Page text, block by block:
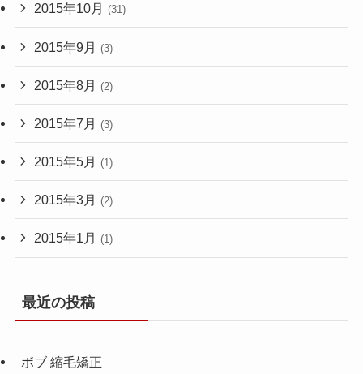
2015年10月 (31)
2015年9月 (3)
2015年8月 (2)
2015年7月 (3)
2015年5月 (1)
2015年3月 (2)
2015年1月 (1)
最近の投稿
ボブ 縮毛矯正